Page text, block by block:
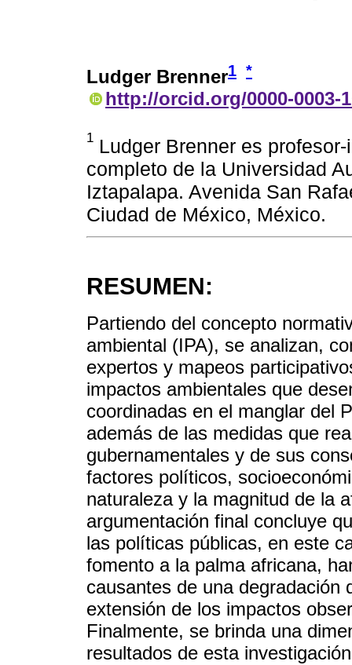
Ludger Brenner1 *
http://orcid.org/0000-0003-
1 Ludger Brenner es
completo de la Universidad
Iztapalapa. Avenida San
Ciudad de México, México.
RESUMEN:
Partiendo del concepto
ambiental (IPA), se analizan,
expertos y mapeos
impactos ambientales que
coordinadas en el manglar del
además de las medidas que
gubernamentales y de sus
factores políticos,
naturaleza y la magnitud de la
argumentación final concluye
las políticas públicas, en este
fomento a la palma africana,
causantes de una degradación
extensión de los impactos
Finalmente, se brinda una
resultados de esta